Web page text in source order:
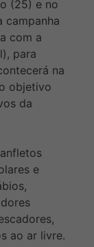
(25) e no
campanha
com a
para
na
objetivo
da
e
ao ar livre.